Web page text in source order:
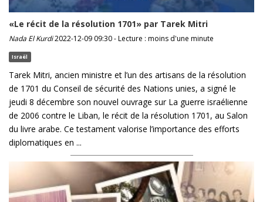
«Le récit de la résolution 1701» par Tarek Mitri
Nada El Kurdi2022-12-09 09:30 - Lecture : moins d'une minute
Israël
Tarek Mitri, ancien ministre et l’un des artisans de la résolution
de 1701 du Conseil de sécurité des Nations unies, a signé le
jeudi 8 décembre son nouvel ouvrage sur La guerre israélienne
de 2006 contre le Liban, le récit de la résolution 1701, au Salon
du livre arabe. Ce testament valorise l’importance des efforts
diplomatiques en ...